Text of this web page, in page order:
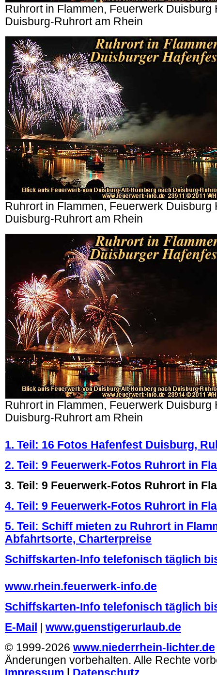
Ruhrort in Flammen, Feuerwerk Duisburg
Duisburg-Ruhrort am Rhein
Ruhrort in Flammen, Feuerwerk Duisburg
Duisburg-Ruhrort am Rhein
Ruhrort in Flammen, Feuerwerk Duisburg
Duisburg-Ruhrort am Rhein
1. Teil: 16 Fotos Hafenfest Duisburg,
2. Teil: 9 Feuerwerk-Fotos Ruhrort in
3. Teil: 9 Feuerwerk-Fotos Ruhrort in
4. Teil: 9 Feuerwerk-Fotos Ruhrort in
5. Teil: Schiff mieten zu Ruhrort in
Abfahrtsorte, Charterpreise
Schiffskarten-Info telefonisch täglich
www.rhein.feuerwerk-info.de
Schiffskarten-Info telefonisch täglich
E-Mail | www.guenstigerurlaub.de
© 1999-2026 www.niederrhein-lichter.de
Änderungen vorbehalten. Alle Rechte